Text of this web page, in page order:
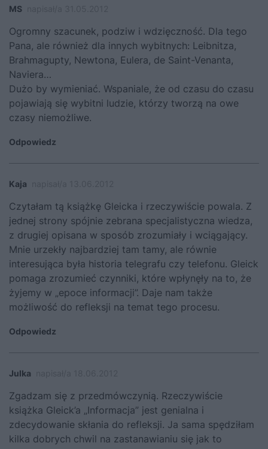
MS
Ogromny szacunek, podziw i wdzięczność. Dla tego
Pana, ale również dla innych wybitnych: Leibnitza,
Brahmagupty, Newtona, Eulera, de Saint-Venanta,
Naviera…
Dużo by wymieniać. Wspaniale, że od czasu do czasu
pojawiają się wybitni ludzie, którzy tworzą na owe
czasy niemożliwe.
Odpowiedz
Kaja
Czytałam tą książkę Gleicka i rzeczywiście powala. Z
jednej strony spójnie zebrana specjalistyczna wiedza,
z drugiej opisana w sposób zrozumiały i wciągający.
Mnie urzekły najbardziej tam tamy, ale równie
interesująca była historia telegrafu czy telefonu. Gleick
pomaga zrozumieć czynniki, które wpłynęły na to, że
żyjemy w „epoce informacji”. Daje nam także
możliwość do refleksji na temat tego procesu.
Odpowiedz
Julka
Zgadzam się z przedmówczynią. Rzeczywiście
książka Gleick’a „Informacja” jest genialna i
zdecydowanie skłania do refleksji. Ja sama spędziłam
kilka dobrych chwil na zastanawianiu się jak to